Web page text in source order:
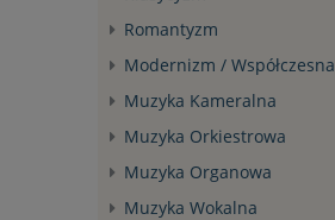
Romantyzm
Modernizm / Współczesna
Muzyka Kameralna
Muzyka Orkiestrowa
Muzyka Organowa
Muzyka Wokalna